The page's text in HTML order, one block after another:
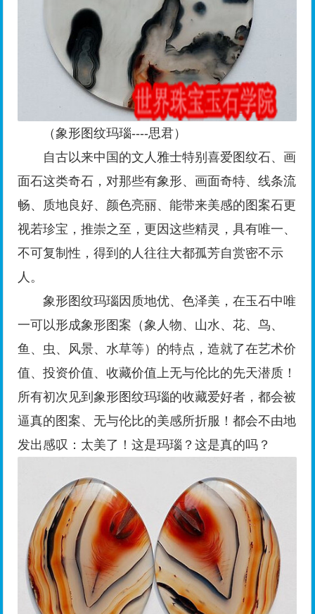
（象形图纹玛瑙----思君）
自古以来中国的文人雅士特别喜爱图纹石、画
面石这类奇石，对那些有象形、画面奇特、线条流
畅、质地良好、颜色亮丽、能带来美感的图案石更
视若珍宝，推崇之至，更因这些精灵，具有唯一、
不可复制性，得到的人往往大都孤芳自赏密不示
人。
象形图纹玛瑙因质地优、色泽美，在玉石中唯
一可以形成象形图案（象人物、山水、花、鸟、
鱼、虫、风景、水草等）的特点，造就了在艺术价
值、投资价值、收藏价值上无与伦比的先天潜质！
所有初次见到象形图纹玛瑙的收藏爱好者，都会被
逼真的图案、无与伦比的美感所折服！都会不由地
发出感叹：太美了！这是玛瑙？这是真的吗？